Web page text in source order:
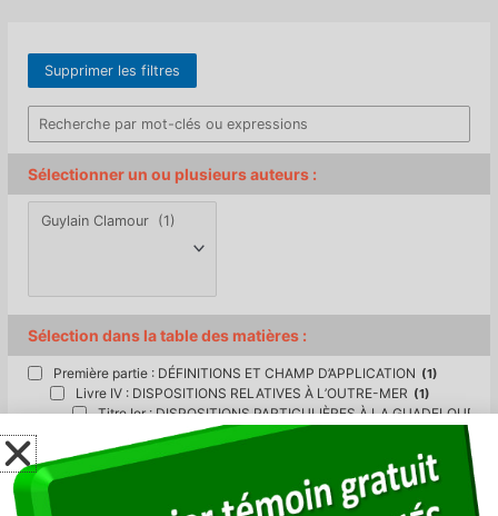
Sélectionner un ou plusieurs auteurs :
Sélection dans la table des matières :
Première partie : DÉFINITIONS ET CHAMP D’APPLICATION (1)
Livre IV : DISPOSITIONS RELATIVES À L’OUTRE-MER (1)
Titre Ier : DISPOSITIONS PARTICULIÈRES À LA
Titre II : DISPOSITIONS PARTICULIÈRES À SAINT-BARTHÉLEMY
Titre III : DISPOSITIONS PARTICULIÈRES À SAINT-MARTIN
(1)
Titre IV : DISPOSITIONS PARTICULIÈRES À SAINT-PIERRE-ET-
Titre V : DISPOSITIONS APPLICABLES DANS LES ÎLES WALLIS